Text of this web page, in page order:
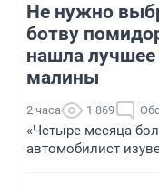
Не нужно
ботву
нашла лучшее
малины
2 часа 1 869
«Четыре месяца
автомобилист